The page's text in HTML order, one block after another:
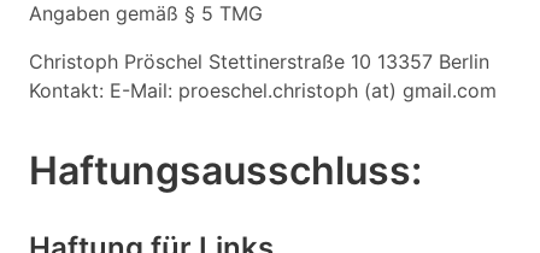
Angaben gemäß § 5 TMG
Christoph Pröschel Stettinerstraße 10 13357 Berlin
Kontakt: E-Mail: proeschel.christoph (at) gmail.com
Haftungsausschluss: